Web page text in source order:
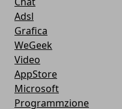
Adsl
Grafica
WeGeek
Video
AppStore
Microsoft
Programmzione